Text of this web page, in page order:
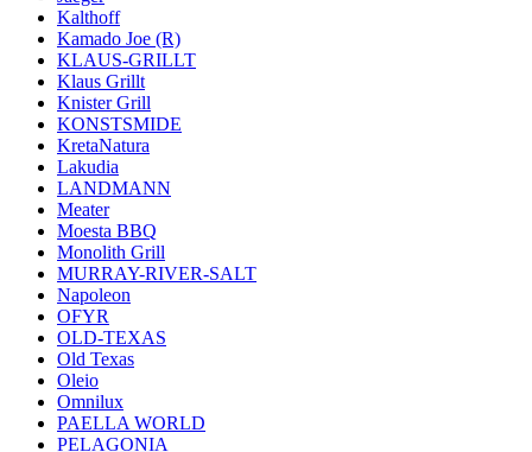
Kalthoff
Kamado Joe (R)
KLAUS-GRILLT
Klaus Grillt
Knister Grill
KONSTSMIDE
KretaNatura
Lakudia
LANDMANN
Meater
Moesta BBQ
Monolith Grill
MURRAY-RIVER-SALT
Napoleon
OFYR
OLD-TEXAS
Old Texas
Oleio
Omnilux
PAELLA WORLD
PELAGONIA